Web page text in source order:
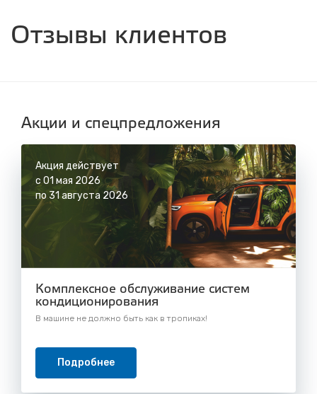
Отзывы клиентов
Акции и спецпредложения
Акция действует
с 01 мая 2026
по 31 августа 2026
Комплексное обслуживание систем
кондиционирования
В машине не должно быть как в тропиках!
Подробнее